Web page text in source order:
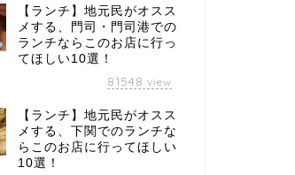
【ランチ】地元民がオスス
メする、門司・門司港での
ランチならこのお店に行っ
てほしい10選！
81548 view
【ランチ】地元民がオスス
メする、下関でのランチな
らこのお店に行ってほしい
10選！